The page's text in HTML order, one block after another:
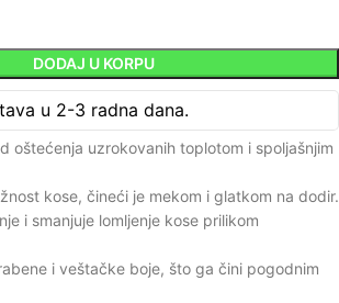
DODAJ U KORPU
u 2-3 radna dana.
oštećenja uzrokovanih toplotom i spoljašnjim
kose, čineći je mekom i glatkom na dodir.
i smanjuje lomljenje kose prilikom
i veštačke boje, što ga čini pogodnim